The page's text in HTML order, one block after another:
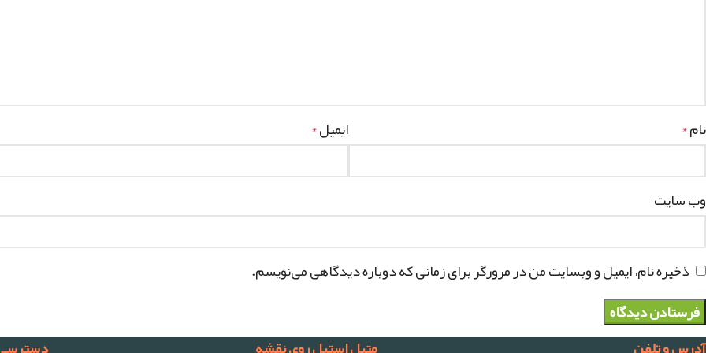
نام* ایمیل*
وب‌ سایت
ذخیره نام، ایمیل و وبسایت من در مرورگر برای زمانی که دوباره دیدگاهی می‌نویسم.